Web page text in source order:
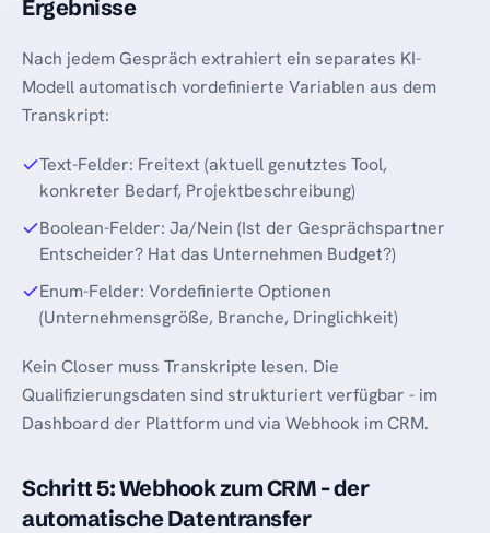
Ergebnisse
Nach jedem Gespräch extrahiert ein separates KI-
Modell automatisch vordefinierte Variablen aus dem
Transkript:
Text-Felder: Freitext (aktuell genutztes Tool,
konkreter Bedarf, Projektbeschreibung)
Boolean-Felder: Ja/Nein (Ist der Gesprächspartner
Entscheider? Hat das Unternehmen Budget?)
Enum-Felder: Vordefinierte Optionen
(Unternehmensgröße, Branche, Dringlichkeit)
Kein Closer muss Transkripte lesen. Die
Qualifizierungsdaten sind strukturiert verfügbar - im
Dashboard der Plattform und via Webhook im CRM.
Schritt 5: Webhook zum CRM - der
automatische Datentransfer